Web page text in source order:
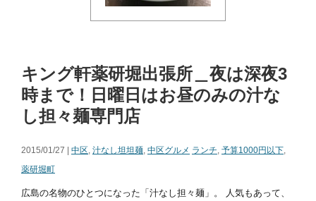
キング軒薬研堀出張所＿夜は深夜3
時まで！日曜日はお昼のみの汁な
し担々麺専門店
2015/01/27 | 中区, 汁なし坦坦麺, 中区グルメ ランチ, 予算1000円以下,
薬研堀町
広島の名物のひとつになった「汁なし担々麺」。 人気もあって、